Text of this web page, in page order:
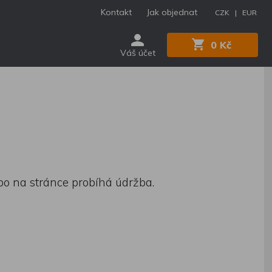
Kontakt Jak objednat CZK | EUR
Váš účet
0 Kč
na stránce probíhá údržba.